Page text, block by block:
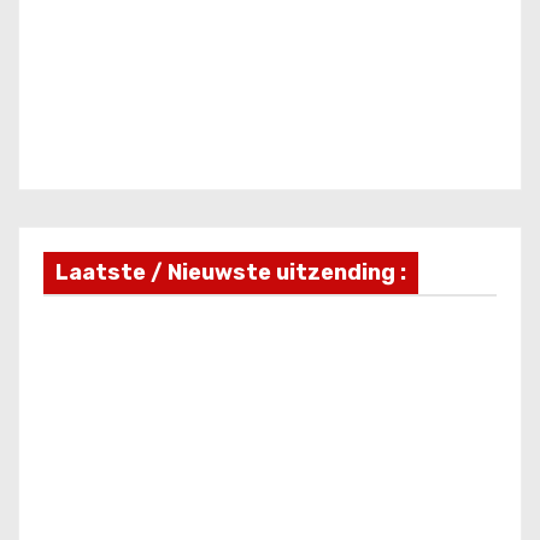
Laatste / Nieuwste uitzending :